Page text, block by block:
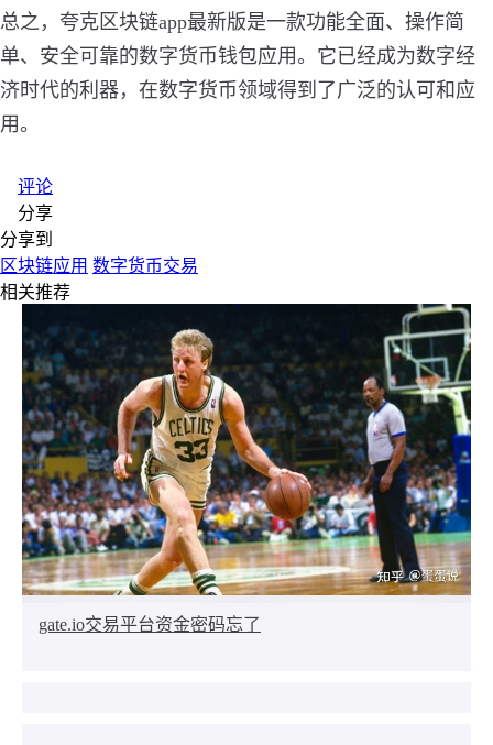
总之，夸克区块链app最新版是一款功能全面、操作简
单、安全可靠的数字货币钱包应用。它已经成为数字经
济时代的利器，在数字货币领域得到了广泛的认可和应
用。
评论
分享
分享到
区块链应用 数字货币交易
相关推荐
gate.io交易平台资金密码忘了